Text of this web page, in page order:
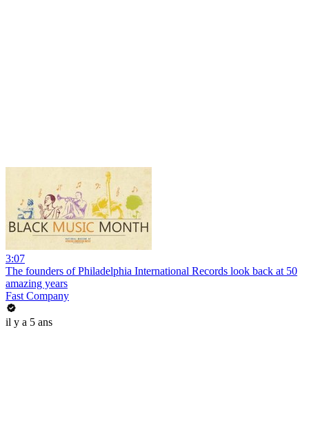
3:07
The founders of Philadelphia International Records look back at 50
amazing years
Fast Company
il y a 5 ans